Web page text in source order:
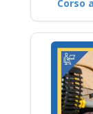
Corso